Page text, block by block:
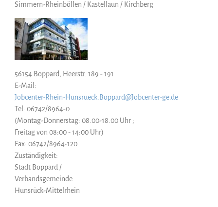
Simmern-Rheinböllen / Kastellaun / Kirchberg
56154 Boppard, Heerstr. 189 - 191
E-Mail:
Jobcenter-Rhein-Hunsrueck.Boppard@Jobcenter-ge.de
Tel: 06742/8964-0
(Montag-Donnerstag: 08.00-18.00 Uhr ;
Freitag von 08:00 - 14:00 Uhr)
Fax: 06742/8964-120
Zuständigkeit:
Stadt Boppard /
Verbandsgemeinde
Hunsrück-Mittelrhein